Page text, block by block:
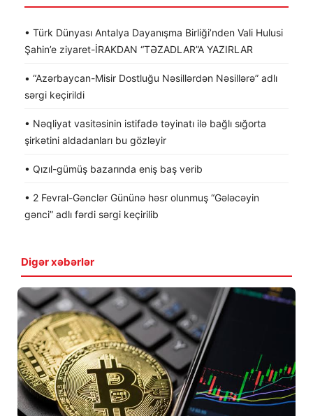
• Türk Dünyası Antalya Dayanışma Birliği’nden Vali Hulusi
Şahin’e ziyaret-İRAKDAN “TƏZADLAR”A YAZIRLAR
• “Azərbaycan-Misir Dostluğu Nəsillərdən Nəsillərə” adlı
sərgi keçirildi
• Nəqliyat vasitəsinin istifadə təyinatı ilə bağlı sığorta
şirkətini aldadanları bu gözləyir
• Qızıl-gümüş bazarında eniş baş verib
• 2 Fevral-Gənclər Gününə həsr olunmuş “Gələcəyin
gənci” adlı fərdi sərgi keçirilib
Digər xəbərlər